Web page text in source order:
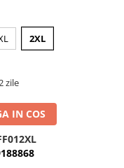
2XL
zile
IN COS